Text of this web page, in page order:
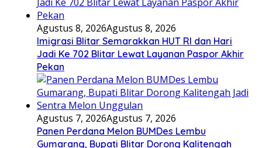
Agustus 8, 2026Agustus 8, 2026
Imigrasi Blitar Semarakkan HUT RI dan Hari
Jadi Ke 702 Blitar Lewat Layanan Paspor Akhir
Pekan
Agustus 7, 2026Agustus 7, 2026
Panen Perdana Melon BUMDes Lembu
Gumarang, Bupati Blitar Dorong Kalitengah